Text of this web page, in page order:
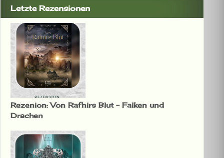
Letzte Rezensionen
Rezenion: Von Rafnirs Blut – Falken und
Drachen